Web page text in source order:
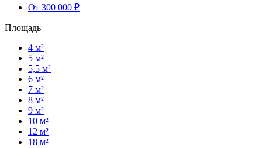
От 300 000 ₽
Площадь
4 м²
5 м²
5,5 м²
6 м²
7 м²
8 м²
9 м²
10 м²
12 м²
18 м²